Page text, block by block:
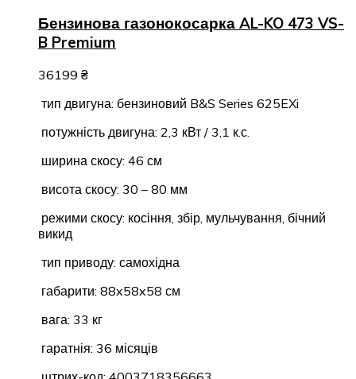
Бензинова газонокосарка AL-KO 473 VS-
B Premium
36199 ₴
тип двигуна: бензиновий B&S Series 625EXi
потужність двигуна: 2,3 кВт / 3,1 к.с.
ширина скосу: 46 см
висота скосу: 30 – 80 мм
режими скосу: косіння, збір, мульчування, бічний
викид
тип приводу: самохідна
габарити: 88x58x58 см
вага: 33 кг
гаратнія: 36 місяців